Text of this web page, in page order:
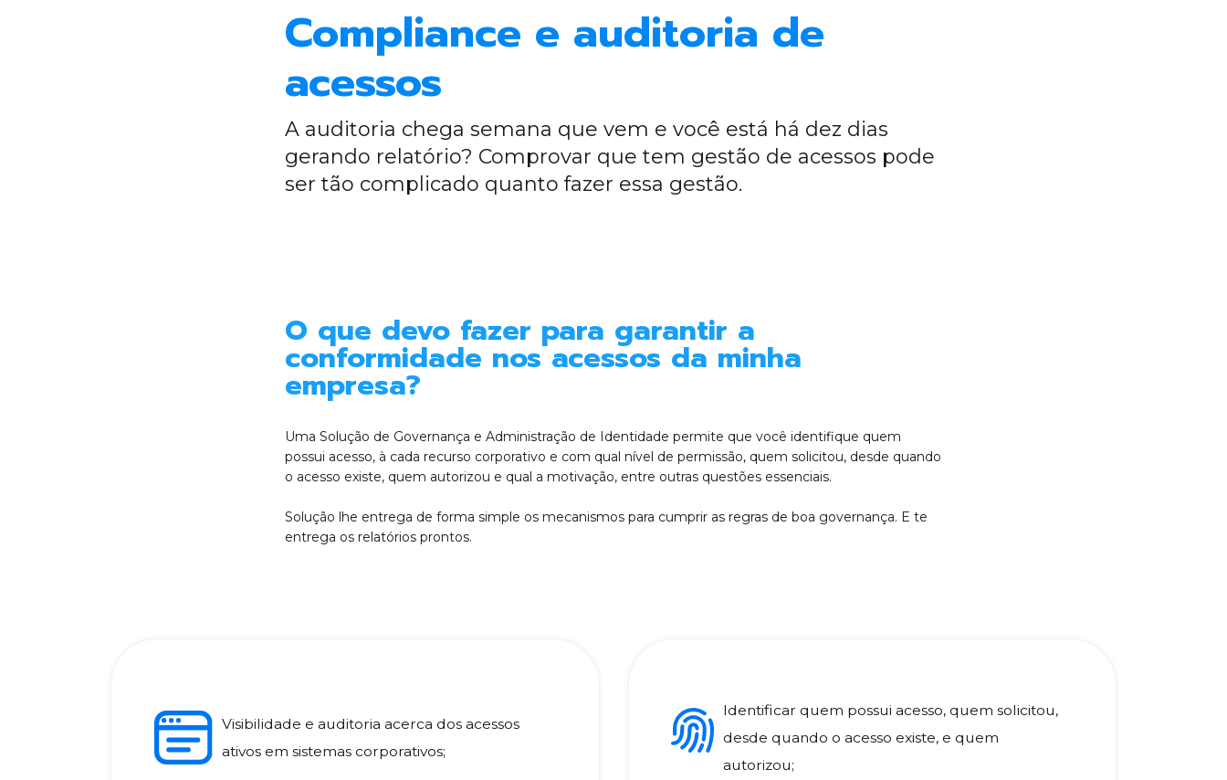
Compliance e auditoria de
acessos
A auditoria chega semana que vem e você está há dez dias
gerando relatório? Comprovar que tem gestão de acessos pode
ser tão complicado quanto fazer essa gestão.
O que devo fazer para garantir a
conformidade nos acessos da minha
empresa?
Uma Solução de Governança e Administração de Identidade permite que você identifique quem
possui acesso, à cada recurso corporativo e com qual nível de permissão, quem solicitou, desde quando
o acesso existe, quem autorizou e qual a motivação, entre outras questões essenciais.
Solução lhe entrega de forma simple os mecanismos para cumprir as regras de boa governança. E te
entrega os relatórios prontos.
Identificar quem possui acesso, quem solicitou,
desde quando o acesso existe, e quem
autorizou;
Visibilidade e auditoria acerca dos acessos
ativos em sistemas corporativos;